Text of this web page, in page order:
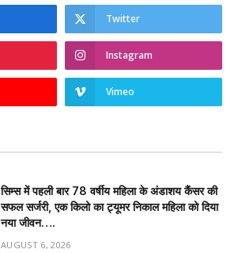
Twitter
Instagram
Vimeo
सिम्स में पहली बार 78 वर्षीय महिला के अंडाशय कैंसर की
सफल सर्जरी, एक किलो का ट्यूमर निकाल महिला को दिया
नया जीवन….
AUGUST 6, 2026